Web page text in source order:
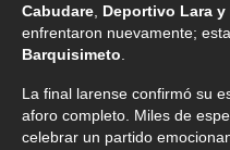
Cabudare Deportivo Lara y
enfrentaron nuevamente;
Barquisimeto
La final larense confirmó su
aforo completo. Miles de
celebrar un partido